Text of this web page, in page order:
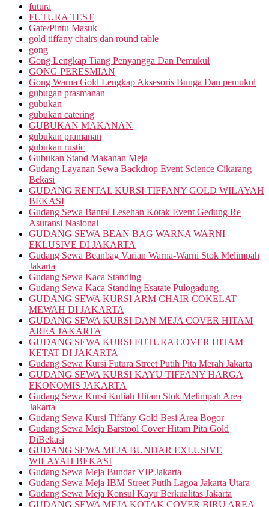
futura
FUTURA TEST
Gate/Pintu Masuk
gold tiffany chairs dan round table
gong
Gong Lengkap Tiang Penyangga Dan Pemukul
GONG PERESMIAN
Gong Warna Gold Lengkap Aksesoris Bunga Dan pemukul
gubugan prasmanan
gubukan
gubukan catering
GUBUKAN MAKANAN
gubukan pramanan
gubukan rustic
Gubukan Stand Makanan Meja
Gudang Layanan Sewa Backdrop Event Science Cikarang
Bekasi
GUDANG RENTAL KURSI TIFFANY GOLD WILAYAH
BEKASI
Gudang Sewa Bantal Lesehan Kotak Event Gedung Re
Asuransi Nasional
GUDANG SEWA BEAN BAG WARNA WARNI
EKLUSIVE DI JAKARTA
Gudang Sewa Beanbag Varian Warna-Warni Stok Melimpah
Jakarta
Gudang Sewa Kaca Standing
Gudang Sewa Kaca Standing Esatate Pulogadung
GUDANG SEWA KURSI ARM CHAIR COKELAT
MEWAH DI JAKARTA
GUDANG SEWA KURSI DAN MEJA COVER HITAM
AREA JAKARTA
GUDANG SEWA KURSI FUTURA COVER HITAM
KETAT DI JAKARTA
Gudang Sewa Kursi Futura Street Putih Pita Merah Jakarta
GUDANG SEWA KURSI KAYU TIFFANY HARGA
EKONOMIS JAKARTA
Gudang Sewa Kursi Kuliah Hitam Stok Melimpah Area
Jakarta
Gudang Sewa Kursi Tiffany Gold Besi Area Bogor
Gudang Sewa Meja Barstool Cover Hitam Pita Gold
DiBekasi
GUDANG SEWA MEJA BUNDAR EXLUSIVE
WILAYAH BEKASI
Gudang Sewa Meja Bundar VIP Jakarta
Gudang Sewa Meja IBM Street Putih Lagoa Jakarta Utara
Gudang Sewa Meja Konsul Kayu Berkualitas Jakarta
GUDANG SEWA MEJA KOTAK COVER BIRU AREA